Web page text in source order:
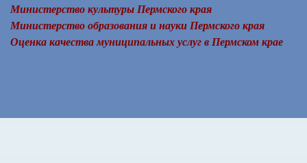
Министерство культуры Пермского края
Министерство образования и науки Пермского края
Оценка качества муниципальных услуг в Пермском крае